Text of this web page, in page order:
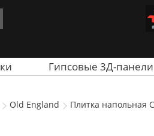
Гипсовые 3Д-панели
Old England Плитка напольная